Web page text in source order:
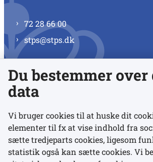
72 28 66 00
stps@stps.dk
Se alle kontaktnumre
Links
Du bestemmer over
data
Vi bruger cookies til at huske dit
elementer til fx at vise indhold fra
sætte tredjeparts cookies, ligesom
statistik også kan sætte cookies. Vi